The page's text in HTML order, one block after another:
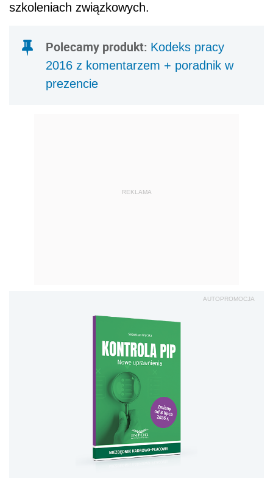
szkoleniach związkowych.
Polecamy produkt: Kodeks pracy
2016 z komentarzem + poradnik w
prezencie
REKLAMA
AUTOPROMOCJA